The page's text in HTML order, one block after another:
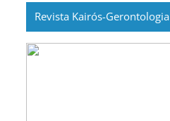
Revista Kairós-Gerontologia